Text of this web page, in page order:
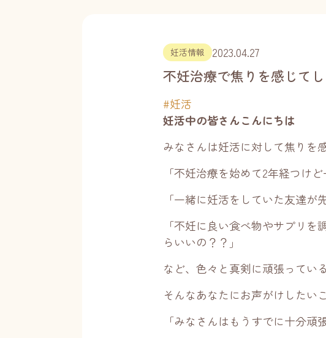
妊活情報 2023.04.27
不妊治療で焦りを感じて
#妊活
妊活中の皆さんこんにちは
みなさんは妊活に対して焦りを
「不妊治療を始めて2年経つけ
「一緒に妊活をしていた友達が
「不妊に良い食べ物やサプリ
らいいの？？」
など、色々と真剣に頑張ってい
そんなあなたにお声がけしたい
「みなさんはもうすでに十分